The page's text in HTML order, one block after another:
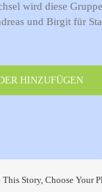
wird diese
und Birgit für
HINZUFÜGEN
This Story, Choose Your